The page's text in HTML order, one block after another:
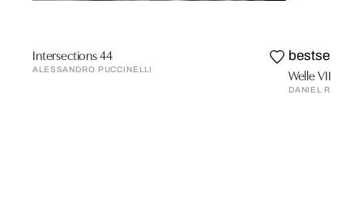
Intersections 44
ALESSANDRO PUCCINELLI
bestseller
Welle VII
DANIEL REITER